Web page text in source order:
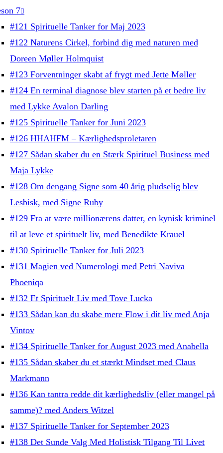
7
#121 Spirituelle Tanker for Maj 2023
#122 Naturens Cirkel, forbind dig med naturen med
Doreen Møller Holmquist
#123 Forventninger skabt af frygt med Jette Møller
#124 En terminal diagnose blev starten på et bedre liv
med Lykke Avalon Darling
#125 Spirituelle Tanker for Juni 2023
#126 HHAHFM – Kærlighedsproletaren
#127 Sådan skaber du en Stærk Spirituel Business med
Maja Lykke
#128 Om dengang Signe som 40 årig pludselig blev
Lesbisk, med Signe Ruby
#129 Fra at være millionærens datter, en kynisk kriminel
til at leve et spirituelt liv, med Benedikte Krauel
#130 Spirituelle Tanker for Juli 2023
#131 Magien ved Numerologi med Petri Naviva
Phoeniqa
#132 Et Spirituelt Liv med Tove Lucka
#133 Sådan kan du skabe mere Flow i dit liv med Anja
Vintov
#134 Spirituelle Tanker for August 2023 med Anabella
#135 Sådan skaber du et stærkt Mindset med Claus
Markmann
#136 Kan tantra redde dit kærlighedsliv (eller mangel på
samme)? med Anders Witzel
#137 Spirituelle Tanker for September 2023
#138 Det Sunde Valg Med Holistisk Tilgang Til Livet